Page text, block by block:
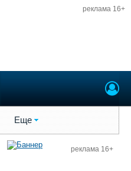
реклама 16+
Еще
реклама 16+